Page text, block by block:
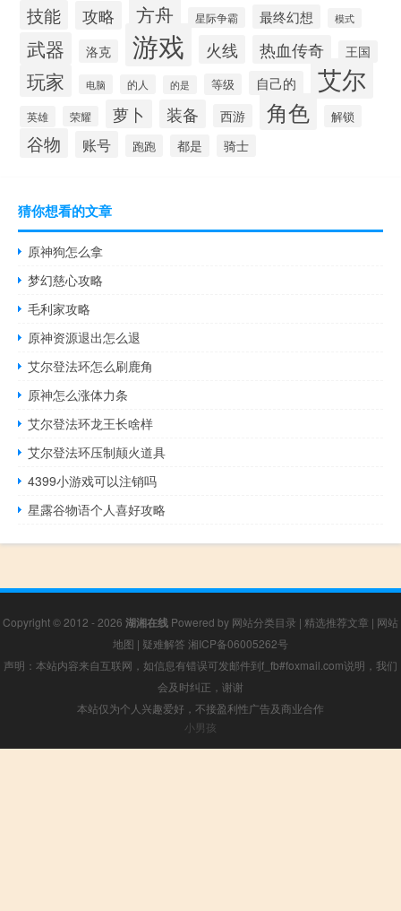
技能 攻略 方舟 星际争霸 最终幻想 模式
武器 洛克 游戏 火线 热血传奇 王国
玩家 电脑 的人 的是 等级 自己的 艾尔
英雄 荣耀 萝卜 装备 西游 角色 解锁
谷物 账号 跑跑 都是 骑士
猜你想看的文章
原神狗怎么拿
梦幻慈心攻略
毛利家攻略
原神资源退出怎么退
艾尔登法环怎么刷鹿角
原神怎么涨体力条
艾尔登法环龙王长啥样
艾尔登法环压制颠火道具
4399小游戏可以注销吗
星露谷物语个人喜好攻略
Copyright © 2012 - 2026 湖湘在线 Powered by 网站分类目录 | 精选推荐文章 | 网站
地图 | 疑难解答 湘ICP备06005262号
声明：本站内容来自互联网，如信息有错误可发邮件到f_fb#foxmail.com说明，我们
会及时纠正，谢谢
本站仅为个人兴趣爱好，不接盈利性广告及商业合作
小男孩